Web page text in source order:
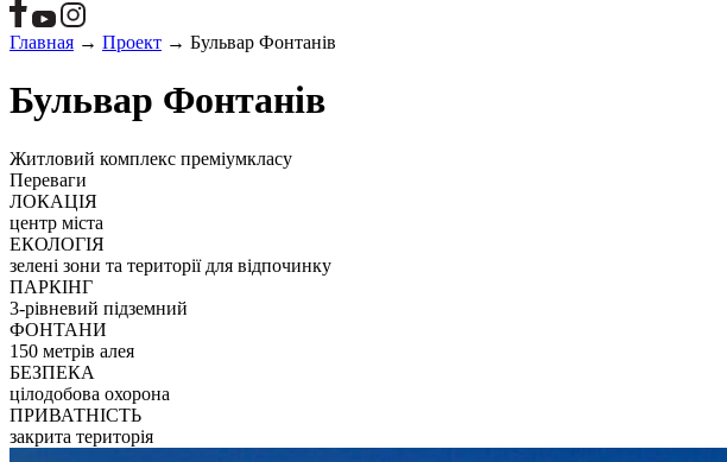
Главная → Проект → Бульвар Фонтанів
Бульвар Фонтанів
Житловий комплекс преміумкласу
Переваги
ЛОКАЦІЯ
центр міста
ЕКОЛОГІЯ
зелені зони та території для відпочинку
ПАРКІНГ
3-рівневий підземний
ФОНТАНИ
150 метрів алея
БЕЗПЕКА
цілодобова охорона
ПРИВАТНІСТЬ
закрита територія